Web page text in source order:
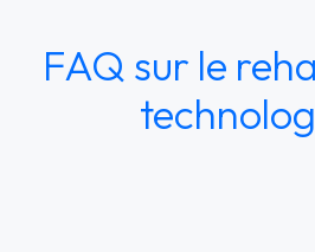
FAQ sur le